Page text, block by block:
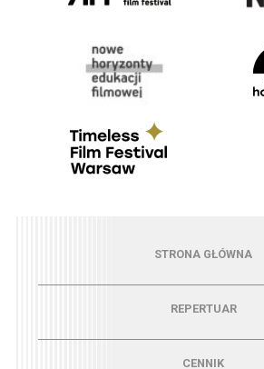
Menu - strona główna
STRONA GŁÓWNA
Menu - repertuarREPERTUAR
CENNIK